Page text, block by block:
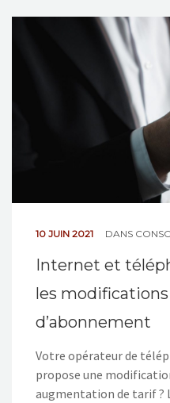
10 JUIN 2021 DANS
Internet et
les
d’abonnement
Votre opérateur de
propose une
augmentation de tarif ?